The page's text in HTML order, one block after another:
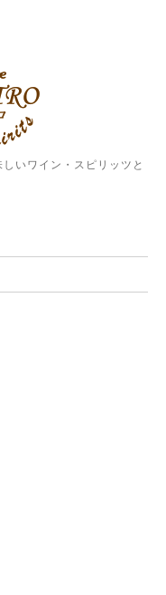
いワイン・スピリッツと